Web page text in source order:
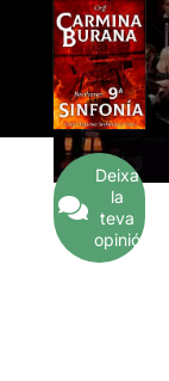
Deixa
la
teva
opinió